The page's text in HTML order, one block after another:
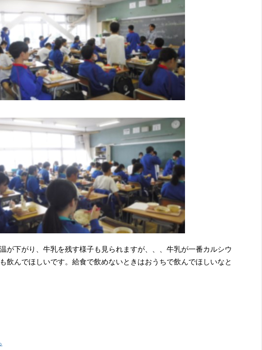
が下がり、牛乳を残す様子も見られますが、、、牛乳が一番カルシウ
飲んでほしいです。給食で飲めないときはおうちで飲んでほしいなと